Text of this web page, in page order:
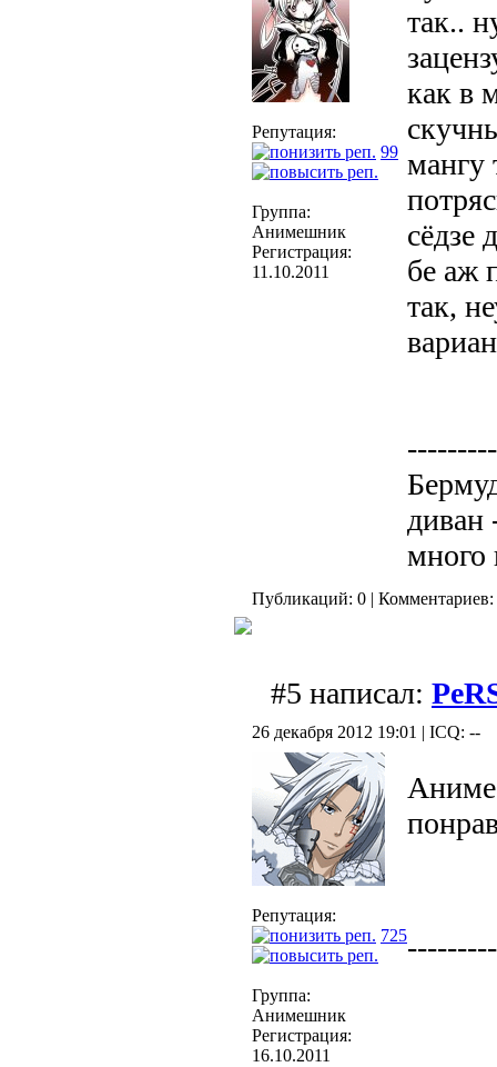
Репутация:
99
Группа:
Анимешник
Регистрация:
11.10.2011
так..
как в
мангу
сёдзе
бе аж
так,
диван
много
Публикаций: 0 | Комментариев:
#5 написал:
26 декабря 2012 19:01 | ICQ: --
Репутация:
725
Группа:
Анимешник
Регистрация:
16.10.2011
Аниме